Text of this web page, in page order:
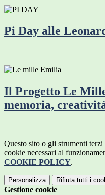
Pi Day alle
Il Progetto Le
memoria,
Questo sito o gli strumenti
cookie necessari al
COOKIE POLICY.
Personalizza Rifiuta tutti i
Gestione cookie